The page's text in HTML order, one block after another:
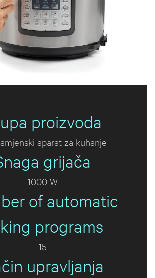
proizvoda
aparat za kuhanje
grijača
1000 W
of automatic
programs
15
upravljanja